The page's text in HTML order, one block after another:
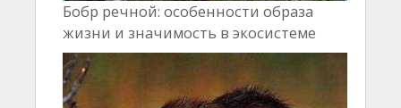
Бобр речной: особенности образа
жизни и значимость в экосистеме